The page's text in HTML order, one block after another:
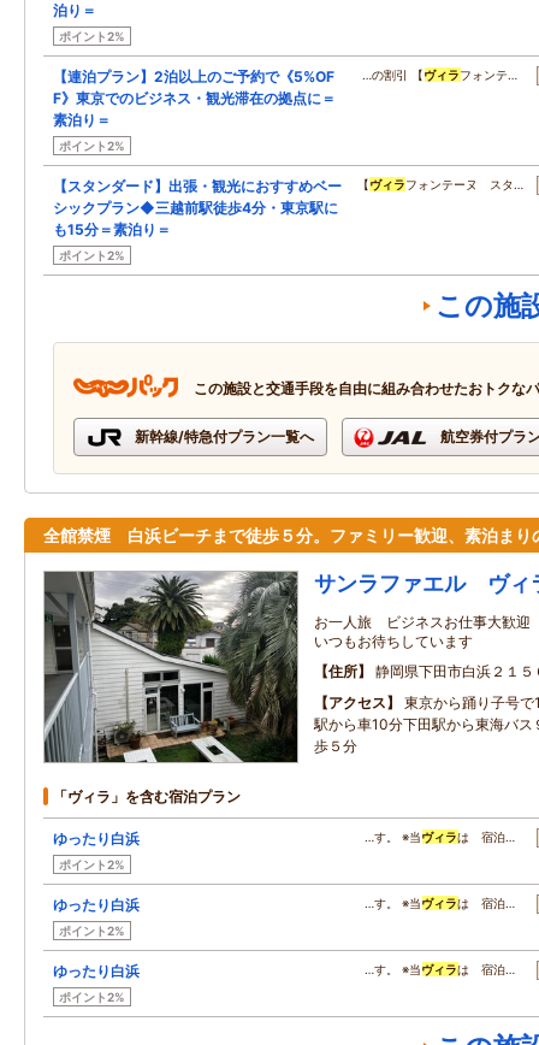
泊り＝
ポイント2%
【連泊プラン】2泊以上のご予約で《5%OF
F》東京でのビジネス・観光滞在の拠点に＝
素泊り＝
ポイント2%
…の割引 【ヴィラフォンテ…
【スタンダード】出張・観光におすすめベー
シックプラン◆三越前駅徒歩4分・東京駅に
も15分＝素泊り＝
ポイント2%
【ヴィラフォンテーヌ スタ…
この施
この施設と交通手段を自由に組み合わせたおトクな
新幹線/特急付プラン一覧へ 航空券付プラ
全館禁煙 白浜ビーチまで徒歩５分。ファミリー歓迎、素泊まり
サンラファエル ヴィ
お一人旅 ビジネスお仕事大歓
いつもお待ちしています
住所
静岡県下田市白浜２１５
アクセス
東京から踊り子号
駅から車10分下田駅から東海バス
歩５分
「ヴィラ」を含む宿泊プラン
ゆったり白浜
ポイント2%
…す。 ※当ヴィラは 宿泊…
ゆったり白浜
ポイント2%
…す。 ※当ヴィラは 宿泊…
ゆったり白浜
ポイント2%
…す。 ※当ヴィラは 宿泊…